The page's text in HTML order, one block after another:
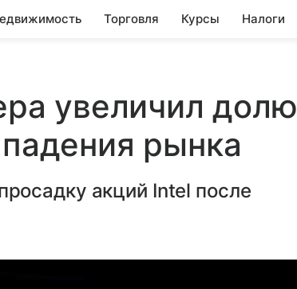
Торговля Курсы Налоги
увеличил долю
рынка
акций Intel после